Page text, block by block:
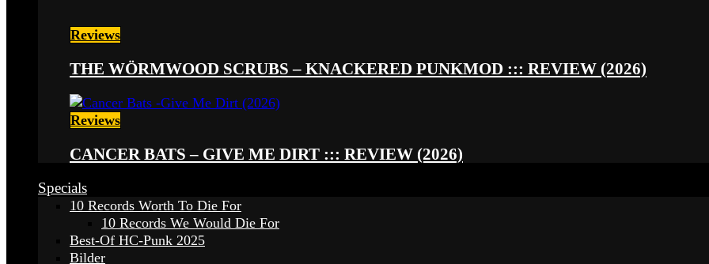
Reviews
THE WÖRMWOOD SCRUBS – KNACKERED PUNKMOD ::: REVIEW (2026)
Reviews
CANCER BATS – GIVE ME DIRT ::: REVIEW (2026)
Specials
10 Records Worth To Die For
10 Records We Would Die For
Best-Of HC-Punk 2025
Bilder